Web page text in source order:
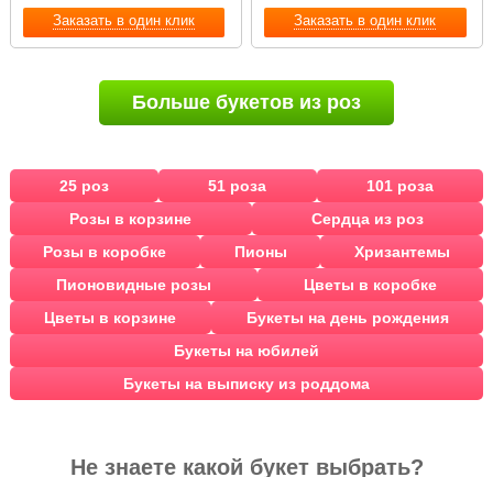
Заказать в один клик Заказать в один клик
Больше букетов из роз
25 роз 51 роза
101 роза
Розы в корзине
Сердца из роз
Розы в коробке
Пионы
Хризантемы
Пионовидные розы
Цветы в коробке
Цветы в корзине
Букеты на день рождения
Букеты на юбилей
Букеты на выписку из роддома
Не знаете какой букет выбрать?